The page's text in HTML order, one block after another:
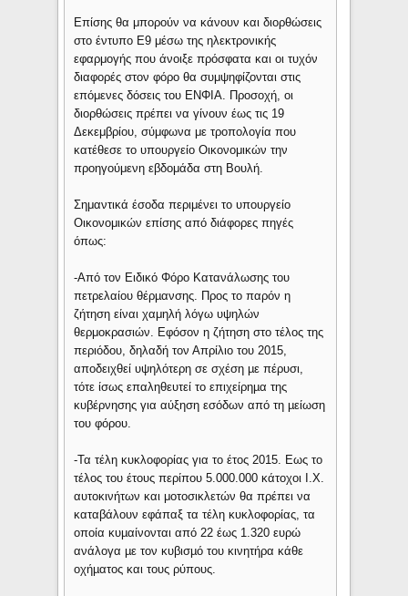
Επίσης θα μπορούν να κάνουν και διορθώσεις
στο έντυπο Ε9 μέσω της ηλεκτρονικής
εφαρμογής που άνοιξε πρόσφατα και οι τυχόν
διαφορές στον φόρο θα συμψηφίζονται στις
επόμενες δόσεις του ΕΝΦΙΑ. Προσοχή, οι
διορθώσεις πρέπει να γίνουν έως τις 19
Δεκεμβρίου, σύμφωνα με τροπολογία που
κατέθεσε το υπουργείο Οικονομικών την
προηγούμενη εβδομάδα στη Βουλή.
Σημαντικά έσοδα περιμένει το υπουργείο
Οικονομικών επίσης από διάφορες πηγές
όπως:
-Από τον Ειδικό Φόρο Κατανάλωσης του
πετρελαίου θέρµανσης. Προς το παρόν η
ζήτηση είναι χαμηλή λόγω υψηλών
θερμοκρασιών. Εφόσον η ζήτηση στο τέλος της
περιόδου, δηλαδή τον Απρίλιο του 2015,
αποδειχθεί υψηλότερη σε σχέση µε πέρυσι,
τότε ίσως επαληθευτεί το επιχείρηµα της
κυβέρνησης για αύξηση εσόδων από τη µείωση
του φόρου.
-Τα τέλη κυκλοφορίας για το έτος 2015. Εως το
τέλος του έτους περίπου 5.000.000 κάτοχοι Ι.Χ.
αυτοκινήτων και μοτοσικλετών θα πρέπει να
καταβάλουν εφάπαξ τα τέλη κυκλοφορίας, τα
οποία κυµαίνονται από 22 έως 1.320 ευρώ
ανάλογα µε τον κυβισµό του κινητήρα κάθε
οχήµατος και τους ρύπους.